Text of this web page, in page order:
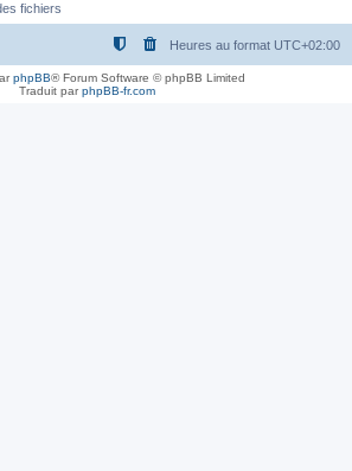
fichiers
Heures au format UTC+02:00
phpBB® Forum Software © phpBB Limited
Traduit parphpBB-fr.com